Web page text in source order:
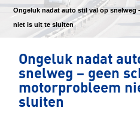
Ongeluk nadat auto stil val op snelweg
niet is uit te sluiten
Ongeluk nadat
snelweg – geen
motorprobleem
sluiten